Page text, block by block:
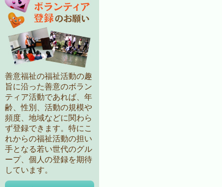
善意福祉の福祉活動の趣
旨に沿った善意のボラン
ティア活動であれば、年
齢、性別、活動の規模や
頻度、地域などに関わら
ず登録できます。特にこ
れからの福祉活動の担い
手となる若い世代のグル
ープ、個人の登録を期待
しています。